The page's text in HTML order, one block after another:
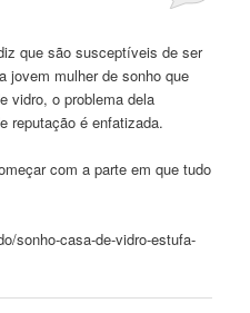
que são susceptíveis de ser
jovem mulher de sonho que
vidro, o problema dela
reputação é enfatizada.
coma parte em que tudo
sonho-casa-de-vidro-estufa-